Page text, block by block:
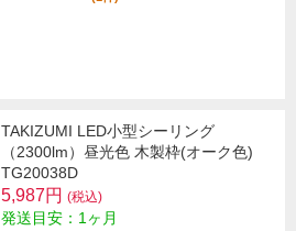
TAKIZUMI LED小型シーリング
（2300lm）昼光色 木製枠(オーク色)
TG20038D
5,987円 (税込)
発送目安：1ヶ月